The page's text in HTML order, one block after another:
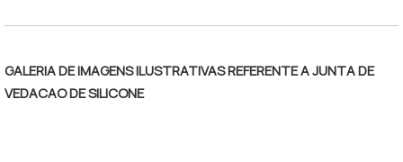
para acessar o nosso site e saber mais
sobre a empresa, nossos serviços e
GALERIA DE IMAGENS ILUSTRATIVAS REFERENTE A JUNTA DE
VEDACAO DE SILICONE